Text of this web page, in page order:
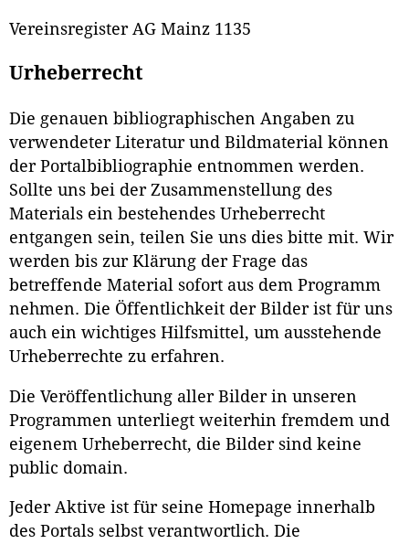
Vereinsregister AG Mainz 1135
Urheberrecht
Die genauen bibliographischen Angaben zu
verwendeter Literatur und Bildmaterial können
der Portalbibliographie entnommen werden.
Sollte uns bei der Zusammenstellung des
Materials ein bestehendes Urheberrecht
entgangen sein, teilen Sie uns dies bitte mit. Wir
werden bis zur Klärung der Frage das
betreffende Material sofort aus dem Programm
nehmen. Die Öffentlichkeit der Bilder ist für uns
auch ein wichtiges Hilfsmittel, um ausstehende
Urheberrechte zu erfahren.
Die Veröffentlichung aller Bilder in unseren
Programmen unterliegt weiterhin fremdem und
eigenem Urheberrecht, die Bilder sind keine
public domain.
Jeder Aktive ist für seine Homepage innerhalb
des Portals selbst verantwortlich. Die